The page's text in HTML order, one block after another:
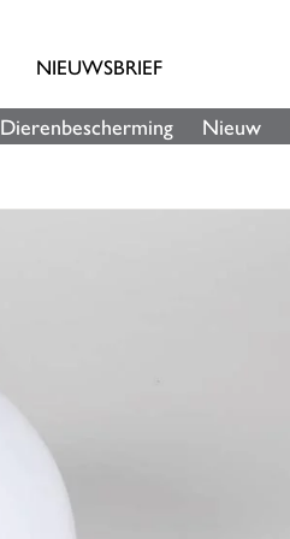
NIEUWSBRIEF
Dierenbescherming Nieuw